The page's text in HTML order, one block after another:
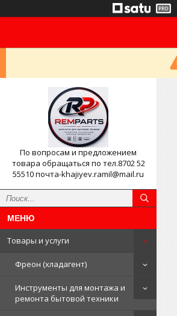
По вопросам и предложением
товара обращаться по тел.8702 52
55510 почта-khajiyev.ramil@mail.ru
Товары и услуги
Фреон (хладагент)
Инструменты для монтажа и
ремонта бытовой техники